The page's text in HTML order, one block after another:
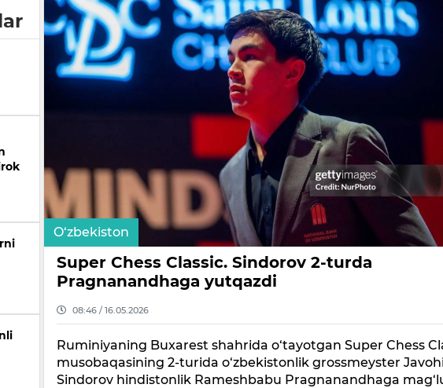
O‘zbekiston
Super Chess Classic. Sindorov 2-turda
Pragnanandhaga yutqazdi
08:46 / 16.05.2026
Ruminiyaning Buxarest shahrida o‘tayotgan Super Chess
musobaqasining 2-turida o‘zbekistonlik grossmeyster
Sindorov hindistonlik Rameshbabu Pragnanandhaga